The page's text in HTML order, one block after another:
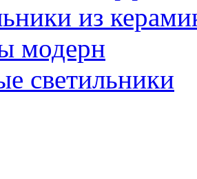
из
модерн
светильники